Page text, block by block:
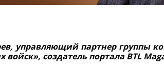
управляющий партнер группы
войск», создатель портала BTL